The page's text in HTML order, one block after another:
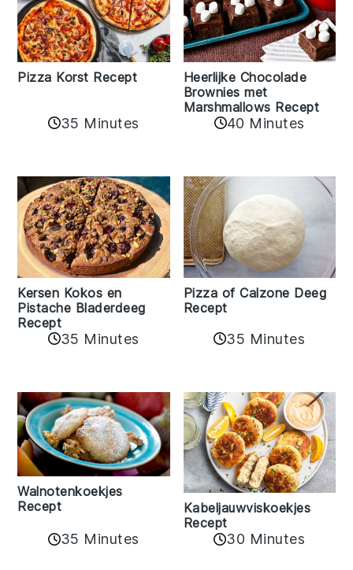
Pizza Korst Recept
35 Minutes
Heerlijke Chocolade
Brownies met
Marshmallows Recept
40 Minutes
Kersen Kokos en
Pistache Bladerdeeg
Recept
35 Minutes
Pizza of Calzone Deeg
Recept
35 Minutes
Walnotenkoekjes
Recept
35 Minutes
Kabeljauwviskoekjes
Recept
30 Minutes